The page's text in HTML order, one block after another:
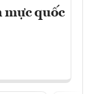
mực quốc